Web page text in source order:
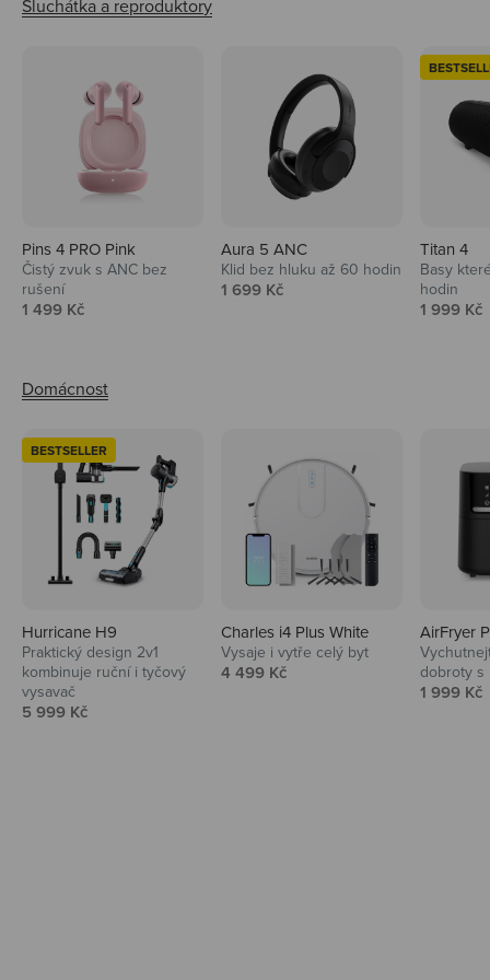
Pins 4 PRO Pink
Čistý zvuk s ANC bez
rušení
Prodejní cena
1 499 Kč
Aura 5 ANC
Klid bez hluku až 60 hodin
Prodejní cena
1 699 Kč
Titan 4
Basy
hodin
Prodejní
1 999 Kč
BESTSELLER
Hurricane H9
Praktický design 2v1
kombinuje ruční i tyčový
vysavač
Prodejní cena
5 999 Kč
Charles i4 Plus White
Vysaje i vytře celý byt
Prodejní cena
4 499 Kč
AirFryer
dobroty s
Prodejní
1 999 Kč
Audio
Niceboy sluchátka a repráky ti padnou
do noty.